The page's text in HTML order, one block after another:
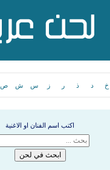
خ د ذ ر ز س ش ص
اكتب اسم الفنان او الاغنية